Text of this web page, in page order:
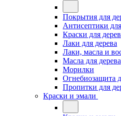
Покрытия для
Антисептики
Краски для
Лаки для дерева
Лаки, масла и
Масла для дерева
Морилки
Огнебиозащита
Пропитки для
Краски и эмали